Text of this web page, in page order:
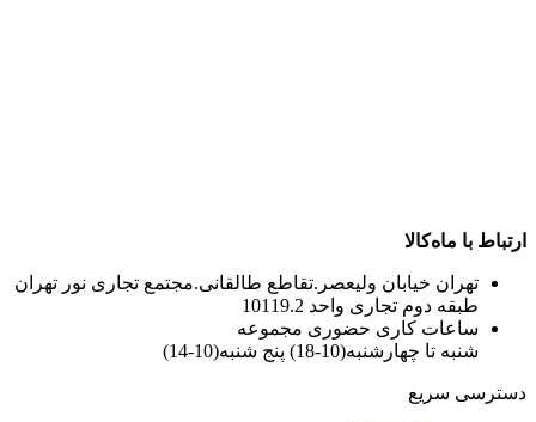
ارتباط با ماه‌کالا
تهران خیابان ولیعصر.تقاطع طالقانی.مجتمع تجاری نور تهران
طبقه دوم تجاری واحد 10119.2
ساعات کاری حضوری مجموعه
شنبه تا چهارشنبه(10-18) پنج شنبه(10-14)
دسترسی سریع